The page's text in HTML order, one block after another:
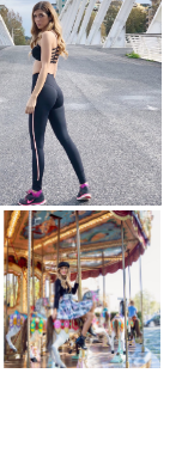
AMICI O NEMICI
FEMMINILE?
LA GIOSTRA